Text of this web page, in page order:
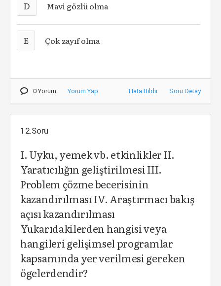
D Mavi gözlü olma
E Çok zayıf olma
0 Yorum Yorum Yap Hata Bildir Soru Detay
12.Soru
I. Uyku, yemek vb. etkinlikler II.
Yaratıcılığın geliştirilmesi III.
Problem çözme becerisinin
kazandırılması IV. Araştırmacı bakış
açısı kazandırılması
Yukarıdakilerden hangisi veya
hangileri gelişimsel programlar
kapsamında yer verilmesi gereken
ögelerdendir?